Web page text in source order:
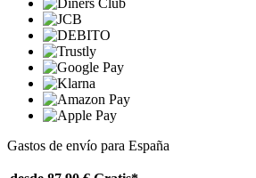
Gastos de envío para España